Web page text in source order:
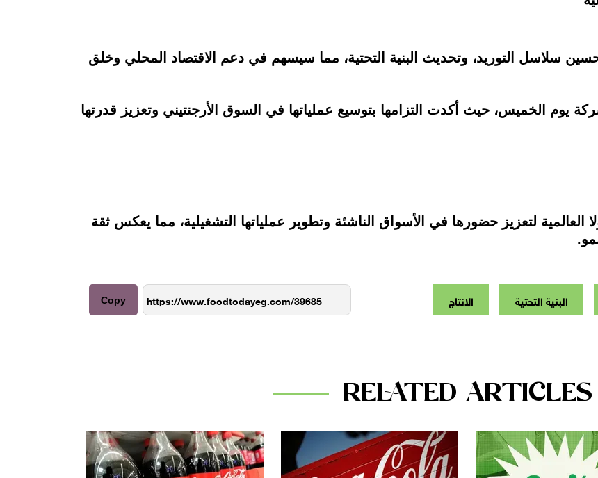
سلاسل التوريد، وتحديث البنية التحتية، مما سيسهم في دعم الاقتصاد المحلي وخلق
يوم الخميس، حيث أكدت التزامها بتوسيع عملياتها في السوق الأرجنتيني وتعزيز قدرتها
العالمية لتعزيز حضورها في الأسواق الناشئة وتطوير عملياتها التشغيلية، مما يعكس ثقة
البنية التحتية الانتاج Copy
RELATED ARTICLES